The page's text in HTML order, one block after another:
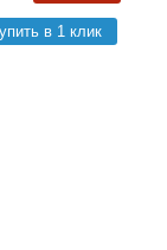
в 1 клик